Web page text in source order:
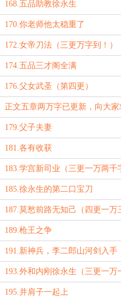
168.五品助教徐永生
170.你老师他太稳重了
172.女帝刀法（三更万字到！）
174.五品三才阁全满
176.父女武圣（第四更）
正文五章两万字已更新，向大家
个九月保底月票
179.父子夫妻
181.各有收获
183.学宫新司业（三更一万两千
到！）
185.徐永生的第二口宝刀
187.莫愁前路无知己（四更一万
千字到！）
189.枪王之争
191.新神兵，李二郎山河剑入手
193.外和内刚徐永生（三更一万
千字到！）
195.并肩子一起上